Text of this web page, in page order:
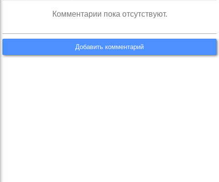
Комментарии пока отсутствуют.
Добавить комментарий